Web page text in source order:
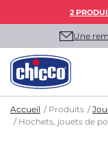
2
Une
Accueil Produits
Hochets, jouets de